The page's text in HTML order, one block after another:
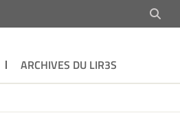
ARCHIVES DU LIR3S